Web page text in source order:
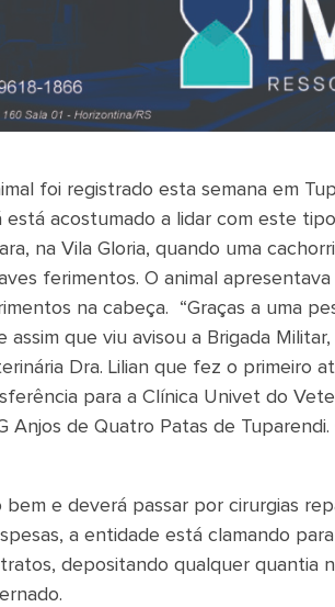
foi registrado esta semana em
acostumado a lidar com este
na Vila Gloria, quando uma
ferimentos. O animal
na cabeça. “Graças a uma
que viu avisou a Brigada
Dra. Lilian que fez o primeiro
para a Clínica Univet do
Anjos de Quatro Patas de
e deverá passar por cirurgias
a entidade está clamando
depositando qualquer quantia